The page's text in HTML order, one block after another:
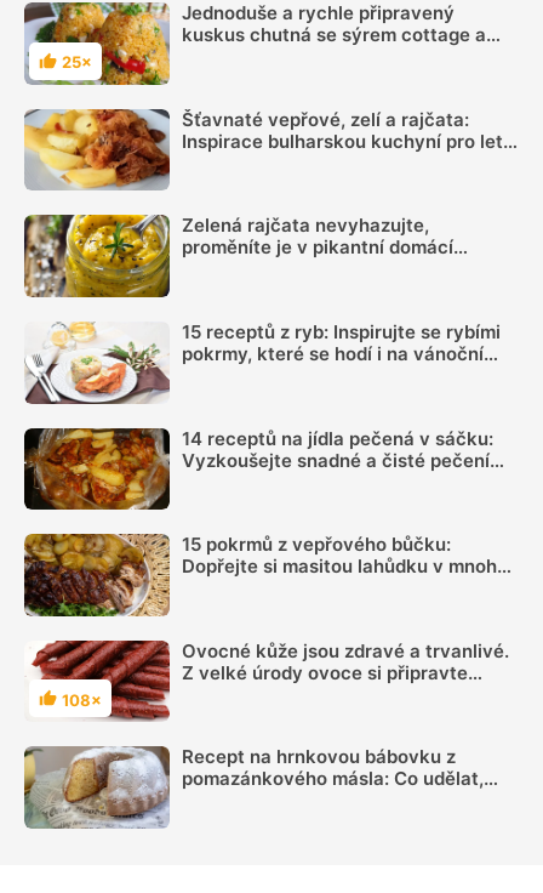
Hodnocení
25×
Jednoduše a rychle připravený
kuskus chutná se sýrem cottage a
Šťavnaté vepřové, zelí a rajčata:
Inspirace bulharskou kuchyní pro letní
Zelená rajčata nevyhazujte,
proměníte je v pikantní domácí
15 receptů z ryb: Inspirujte se rybími
pokrmy, které se hodí i na vánoční
14 receptů na jídla pečená v sáčku:
Vyzkoušejte snadné a čisté pečení
15 pokrmů z vepřového bůčku:
Dopřejte si masitou lahůdku v mnoha
Hodnocení
108×
Ovocné kůže jsou zdravé a trvanlivé.
Z velké úrody ovoce si připravte
Recept na hrnkovou bábovku z
pomazánkového másla: Co udělat,